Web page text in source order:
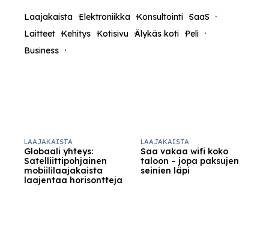
Laajakaista Elektroniikka Konsultointi SaaS
Laitteet Kehitys Kotisivu Älykäs koti Peli
Business
Globaali yhteys:
Satelliittipohjainen
mobiililaajakaista
laajentaa horisontteja
LAAJAKAISTA
Saa vakaa wifi koko
taloon – jopa paksujen
seinien läpi
LAAJAKAISTA